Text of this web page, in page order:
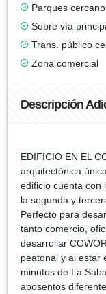
Parques
Sobre vía
Trans. público
Zona comercial
Descripción
EDIFICIO EN EL
arquitectónica
edificio cuenta con
la segunda y
Perfecto para
tanto comercio,
desarrollar
peatonal y al estar
minutos de La
aposentos